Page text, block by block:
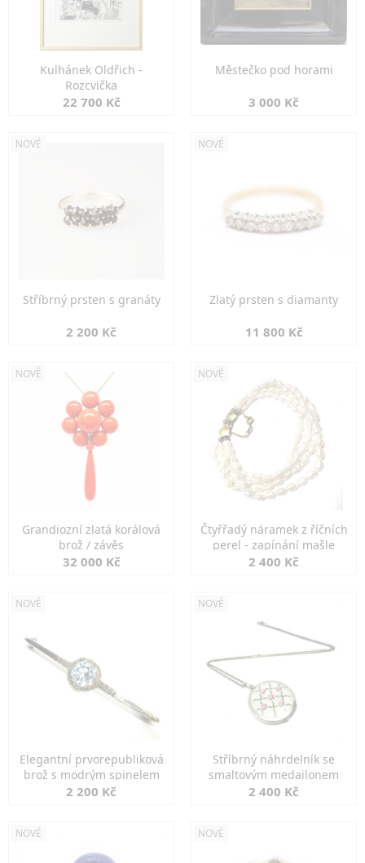
Kulhánek Oldřich -
Rozcvička
22 700 Kč
Městečko pod horami
3 000 Kč
NOVÉ
Stříbrný prsten s granáty
2 200 Kč
NOVÉ
Zlatý prsten s diamanty
11 800 Kč
NOVÉ
Grandiozní zlatá korálová
brož / závěs
32 000 Kč
NOVÉ
Čtyřřadý náramek z říčních
perel - zapínání mašle
2 400 Kč
NOVÉ
Elegantní prvorepubliková
brož s modrým spinelem
2 200 Kč
NOVÉ
Stříbrný náhrdelník se
smaltovým medailonem
2 400 Kč
NOVÉ NOVÉ